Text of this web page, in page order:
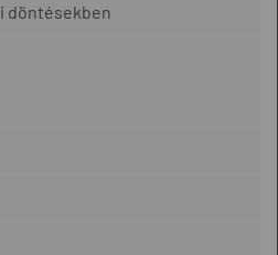
döntésekben